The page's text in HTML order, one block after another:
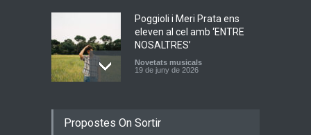
Poggioli i Meri Prata ens
eleven al cel amb ‘ENTRE
NOSALTRES’
Novetats musicals
19 de juny de 2026
transformen els ‘Cants
Propostes On Sortir